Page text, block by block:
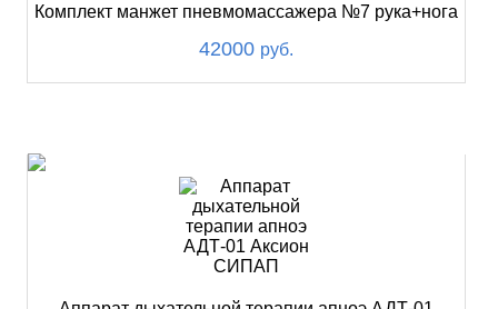
Комплект манжет пневмомассажера №7 рука+нога
42000 руб.